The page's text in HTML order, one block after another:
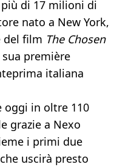
di 17 milioni di
nato a New York,
del film The Chosen
première
italiana
oggi in oltre 110
grazie a Nexo
i primi due
uscirà presto